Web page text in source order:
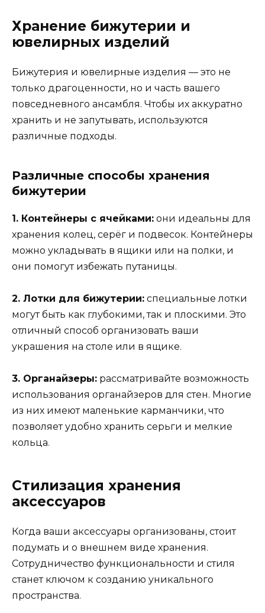
Хранение бижутерии и
ювелирных изделий
Бижутерия и ювелирные изделия — это не
только драгоценности, но и часть вашего
повседневного ансамбля. Чтобы их аккуратно
хранить и не запутывать, используются
различные подходы.
Различные способы хранения
бижутерии
1. Контейнеры с ячейками: они идеальны для
хранения колец, серёг и подвесок. Контейнеры
можно укладывать в ящики или на полки, и
они помогут избежать путаницы.
2. Лотки для бижутерии: специальные лотки
могут быть как глубокими, так и плоскими. Это
отличный способ организовать ваши
украшения на столе или в ящике.
3. Органайзеры: рассматривайте возможность
использования органайзеров для стен. Многие
из них имеют маленькие карманчики, что
позволяет удобно хранить серьги и мелкие
кольца.
Стилизация хранения
аксессуаров
Когда ваши аксессуары организованы, стоит
подумать и о внешнем виде хранения.
Сотрудничество функциональности и стиля
станет ключом к созданию уникального
пространства.